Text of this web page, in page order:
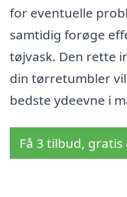
for eventuelle
samtidig forøge
tøjvask. Den rette
din tørretumbler
bedste ydeevne i
Få 3 tilbud,